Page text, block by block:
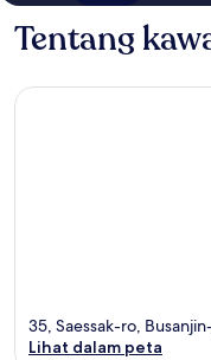
Tentang
35, Saessak-ro,
Lihat dalam peta